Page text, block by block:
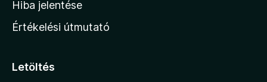
l
p
Hiba jelentése
Értékelési útmutató
Letöltés